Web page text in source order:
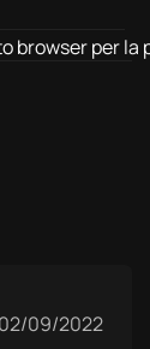
browser per
02/09/2022